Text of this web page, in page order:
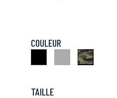
COULEUR
Woodland
TAILLE